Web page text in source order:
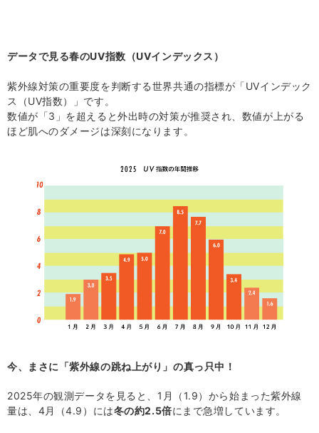
データで見る春のUV指数（UVインデックス）
紫外線対策の重要度を判断する世界共通の指標が「UVインデック
ス（UV指数）」です。
数値が「3 」を超えると外出時の対策が推奨され、数値が上がる
ほど肌へのダメージは深刻になります。
今、まさに「紫外線の跳ね上がり」の真っ只中！
2025年の観測データを見ると、1月（1.9）から始まった紫外線
量は、4月（4.9）には冬の約2.5倍にまで急増しています。